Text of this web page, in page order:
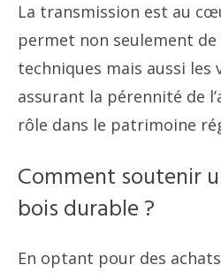
La transmission est au
permet non seulement de
techniques mais aussi les
assurant la pérennité de
rôle dans le patrimoine
Comment soutenir
bois durable ?
En optant pour des